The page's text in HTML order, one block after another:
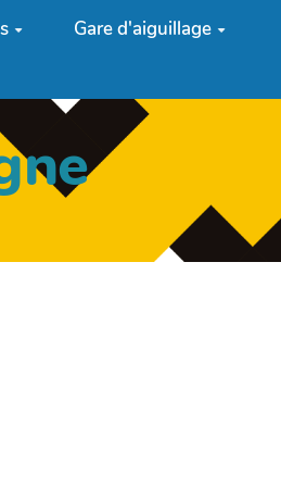
Gare d'aiguillage